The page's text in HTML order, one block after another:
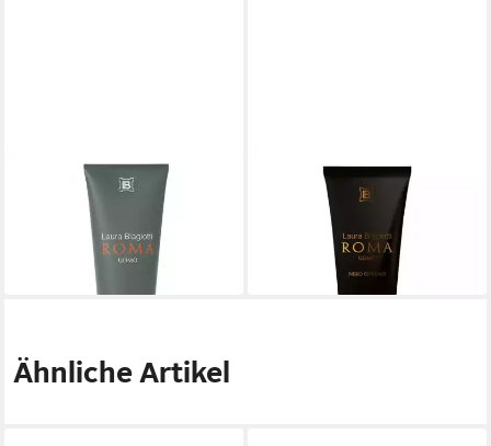
LAURA BIAGIOTTI
Duschgel Roma Uomo
(32,50 €/ 1 l)
in 3-4 Werktagen bei dir
LAURA BIAGIOTTI
Duschpflege Roma Uomo
Nero Estremo Shower Gel
(16,99 €/ 1 l)
in 3-4 Werktagen bei dir
Ähnliche Artikel